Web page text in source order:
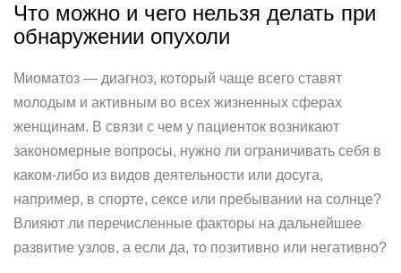
Что можно и чего нельзя делать при
обнаружении опухоли
Миоматоз — диагноз, который чаще всего ставят
молодым и активным во всех жизненных сферах
женщинам. В связи с чем у пациенток возникают
закономерные вопросы, нужно ли ограничивать себя в
каком-либо из видов деятельности или досуга,
например, в спорте, сексе или пребывании на солнце?
Влияют ли перечисленные факторы на дальнейшее
развитие узлов, а если да, то позитивно или негативно?